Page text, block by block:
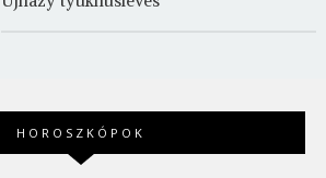
HOROSZKÓPOK